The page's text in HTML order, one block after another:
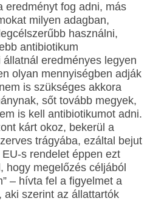
eredményt fog adni, más
milyen adagban,
használni,
antibiotikum
eredményes legyen
olyan mennyiségben adják
is szükséges akkora
sőt tovább megyek,
is kell antibiotikumot adni.
kárt okoz, bekerül a
trágyába, ezáltal bejut
s rendelet éppen ezt
hogy megelőzés céljából
– hívta fel a figyelmet a
aki szerint az állattartók